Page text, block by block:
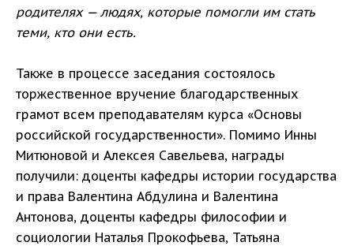
родителях — людях, которые помогли им стать
теми, кто они есть.
Также в процессе заседания состоялось
торжественное вручение благодарственных
грамот всем преподавателям курса «Основы
российской государственности». Помимо Инны
Митюновой и Алексея Савельева, награды
получили: доценты кафедры истории государства
и права Валентина Абдулина и Валентина
Антонова, доценты кафедры философии и
социологии Наталья Прокофьева, Татьяна